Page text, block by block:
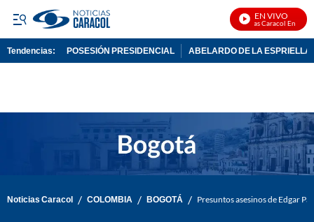
EN VIVO
Noticias Caracol En Vivo
Tendencias: POSESIÓN PRESIDENCIAL ABELARDO DE LA ESPRIELLA
Noticias Caracol / COLOMBIA / BOGOTÁ / Presuntos asesinos de Edgar